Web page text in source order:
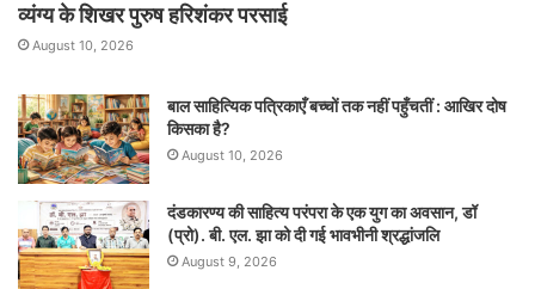
व्यंग्य के शिखर पुरुष हरिशंकर परसाई
August 10, 2026
बाल साहित्यिक पत्रिकाएँ बच्चों तक नहीं पहुँचतीं : आखिर दोष
किसका है?
August 10, 2026
दंडकारण्य की साहित्य परंपरा के एक युग का अवसान, डॉ
(प्रो). बी. एल. झा को दी गई भावभीनी श्रद्धांजलि
August 9, 2026